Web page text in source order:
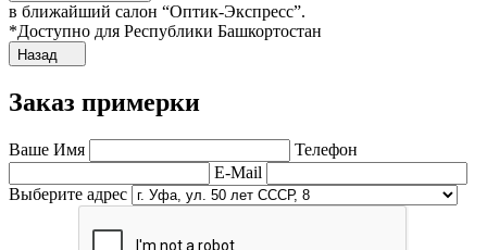
в ближайший салон “Оптик-Экспресс”.
*Доступно для Республики Башкортостан
Назад
Заказ примерки
Ваше Имя
Телефон
E-Mail
Выберите адрес